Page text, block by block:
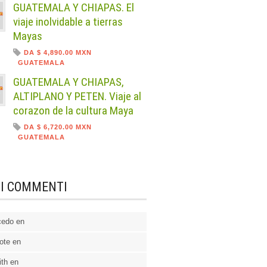
GUATEMALA Y CHIAPAS. El
viaje inolvidable a tierras
Mayas
DA $ 4,890.00 MXN
GUATEMALA
GUATEMALA Y CHIAPAS,
ALTIPLANO Y PETEN. Viaje al
corazon de la cultura Maya
DA $ 6,720.00 MXN
GUATEMALA
COMMENTI
en
en
en